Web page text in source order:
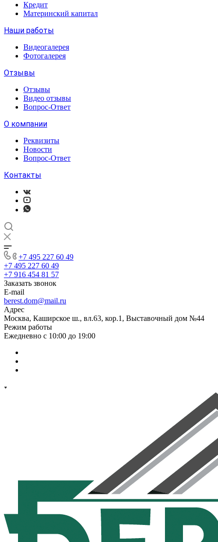
Кредит
Материнский капитал
Наши работы
Видеогалерея
Фотогалерея
Отзывы
Отзывы
Видео отзывы
Вопрос-Ответ
О компании
Реквизиты
Новости
Вопрос-Ответ
Контакты
+7 495 227 60 49
+7 495 227 60 49
+7 916 454 81 57
Заказать звонок
E-mail
berest.dom@mail.ru
Адрес
Москва, Каширское ш., вл.63, кор.1, Выставочный дом №44
Режим работы
Ежедневно с 10:00 до 19:00